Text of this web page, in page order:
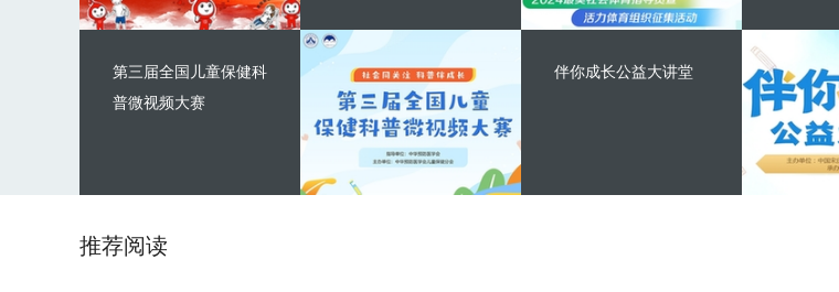
第三届全国儿童保健科
普微视频大赛
伴你成长公益大讲堂
推荐阅读